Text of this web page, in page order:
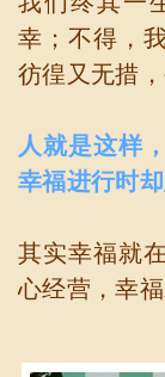
幸；不得，
彷徨又无措
人就是这样
幸福进行时却
其实幸福就
心经营，幸